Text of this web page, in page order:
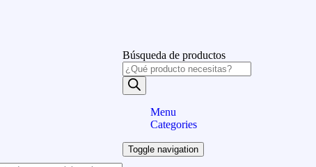
Búsqueda de productos
Menu
Categories
Toggle navigation